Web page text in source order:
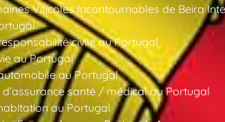
Viticoles Incontournables de Beira
civile au Portugal
au Portugal
au Portugal
santé / médical au Portugal
au Portugal